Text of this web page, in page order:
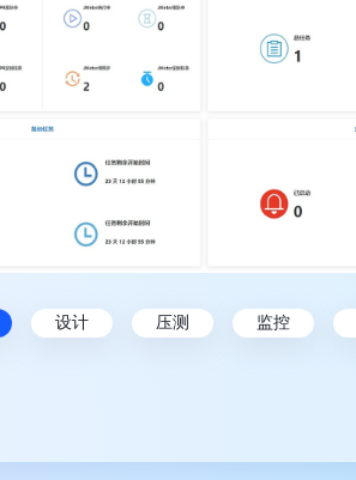
设计 压测 监控